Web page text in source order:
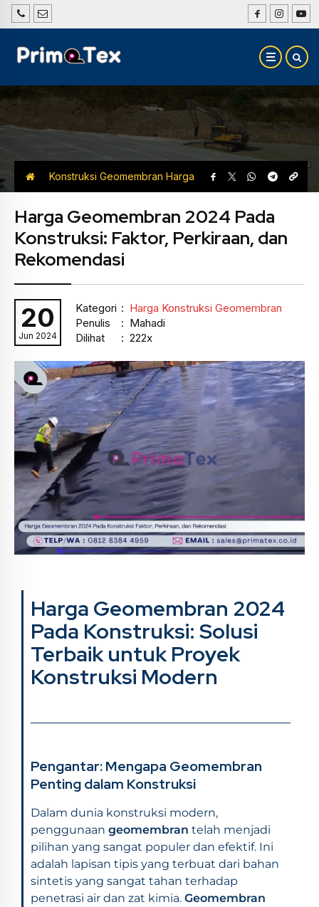
Konstruksi Geomembran Harga
Harga Geomembran 2024 Pada
Konstruksi: Faktor, Perkiraan, dan
Rekomendasi
20
Jun 2024
Kategori : Harga Konstruksi Geomembran
Penulis
: Mahadi
Dilihat
: 222x
Harga Geomembran 2024
Pada Konstruksi: Solusi
Terbaik untuk Proyek
Konstruksi Modern
Pengantar: Mengapa Geomembran
Penting dalam Konstruksi
Dalam dunia konstruksi modern,
penggunaan geomembran telah menjadi
pilihan yang sangat populer dan efektif. Ini
adalah lapisan tipis yang terbuat dari bahan
sintetis yang sangat tahan terhadap
penetrasi air dan zat kimia. Geomembran